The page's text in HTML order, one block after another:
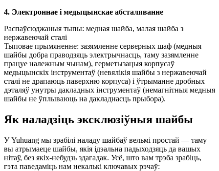
4. Электроннае і медыцынскае абсталяванне
Распаўсюджаныя тыпы: медная шайба, малая шайба з
нержавеючай сталі
Тыповае прымяненне: зазямленне серверных шаф (медныя
шайбы добра праводзяць электрычнасць, таму зазямленне
працуе належным чынам), герметызацыя корпусаў
медыцынскіх інструментаў (невялікія шайбы з нержавеючай
сталі не драпаюць паверхню корпуса) і ўтрыманне дробных
дэталяў унутры дакладных інструментаў (немагнітныя медныя
шайбы не ўплываюць на дакладнасць прыбора).
Як наладзіць эксклюзіўныя шайбы
У Yuhuang мы зрабілі наладу шайбаў вельмі простай — таму
вы атрымаеце шайбы, якія ідэальна падыходзяць да вашых
нітаў, без якіх-небудзь здагадак. Усё, што вам трэба зрабіць,
гэта паведаміць нам некалькі ключавых рэчаў: